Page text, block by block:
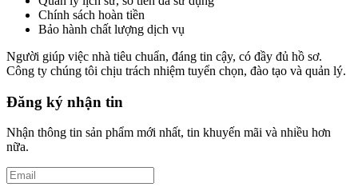
Chính sách hoàn tiền
Bảo hành chất lượng dịch vụ
Người giúp việc nhà tiêu chuẩn, đáng tin cậy, có đầy đủ hồ sơ.
Công ty chúng tôi chịu trách nhiệm tuyển chọn, đào tạo và quản lý.
Đăng ký nhận tin
Nhận thông tin sản phẩm mới nhất, tin khuyến mãi và nhiều hơn
nữa.